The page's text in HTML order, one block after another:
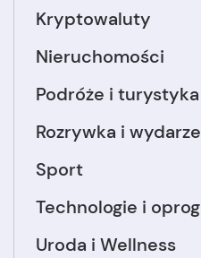
Kryptowaluty
Nieruchomości
Podróże i turystyka
Rozrywka i
Sport
Technologie i
Uroda i Wellness